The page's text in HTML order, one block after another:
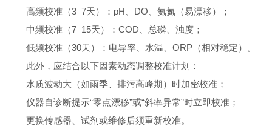
高频校准（3–7天）：pH、DO、氨氮（易漂移）；
中频校准（7–15天）：COD、总磷、浊度；
低频校准（30天）：电导率、水温、ORP（相对稳定）。
此外，应结合以下因素动态调整校准计划：
水质波动大（如雨季、排污高峰期）时加密校准；
仪器自诊断提示“零点漂移”或“斜率异常”时立即校准；
更换传感器、试剂或维修后须重新校准。